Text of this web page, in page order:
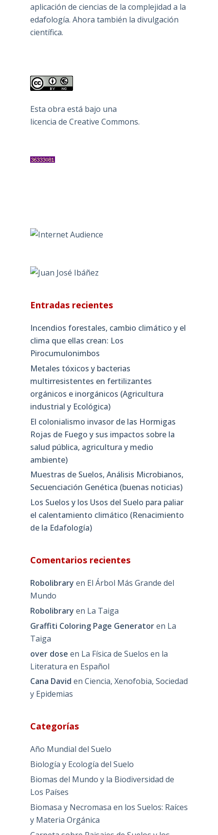
aplicación de ciencias de la complejidad a la
edafología. Ahora también la divulgación
científica.
Esta obra está bajo una
licencia de Creative Commons.
Entradas recientes
Incendios forestales, cambio climático y el
clima que ellas crean: Los
Pirocumulonimbos
Metales tóxicos y bacterias
multirresistentes en fertilizantes
orgánicos e inorgánicos (Agricultura
industrial y Ecológica)
El colonialismo invasor de las Hormigas
Rojas de Fuego y sus impactos sobre la
salud pública, agricultura y medio
ambiente)
Muestras de Suelos, Análisis Microbianos,
Secuenciación Genética (buenas noticias)
Los Suelos y los Usos del Suelo para paliar
el calentamiento climático (Renacimiento
de la Edafología)
Comentarios recientes
Robolibrary en El Árbol Más Grande del
Mundo
Robolibrary en La Taiga
Graffiti Coloring Page Generatoren La
Taiga
over dose en La Física de Suelos en la
Literatura en Español
Cana David en Ciencia, Xenofobia, Sociedad
y Epidemias
Categorías
Año Mundial del Suelo
Biología y Ecología del Suelo
Biomas del Mundo y la Biodiversidad de
Los Países
Biomasa y Necromasa en los Suelos: Raíces
y Materia Orgánica